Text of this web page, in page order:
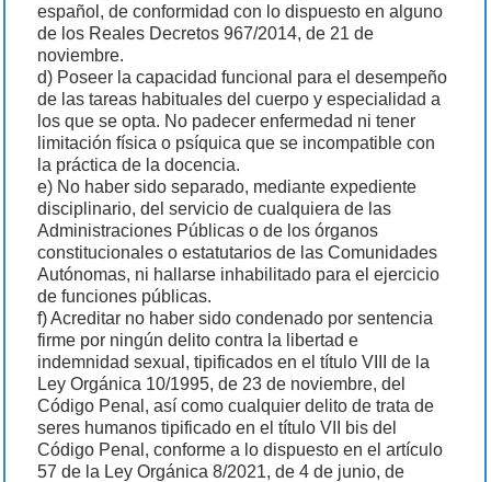
español, de conformidad con lo dispuesto en alguno
de los Reales Decretos 967/2014, de 21 de
noviembre.
d) Poseer la capacidad funcional para el desempeño
de las tareas habituales del cuerpo y especialidad a
los que se opta. No padecer enfermedad ni tener
limitación física o psíquica que se incompatible con
la práctica de la docencia.
e) No haber sido separado, mediante expediente
disciplinario, del servicio de cualquiera de las
Administraciones Públicas o de los órganos
constitucionales o estatutarios de las Comunidades
Autónomas, ni hallarse inhabilitado para el ejercicio
de funciones públicas.
f) Acreditar no haber sido condenado por sentencia
firme por ningún delito contra la libertad e
indemnidad sexual, tipificados en el título VIII de la
Ley Orgánica 10/1995, de 23 de noviembre, del
Código Penal, así como cualquier delito de trata de
seres humanos tipificado en el título VII bis del
Código Penal, conforme a lo dispuesto en el artículo
57 de la Ley Orgánica 8/2021, de 4 de junio, de